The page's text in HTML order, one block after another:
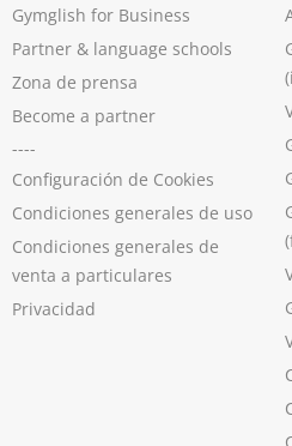
Gymglish for Business
Partner & language schools
Zona de prensa
Become a partner
----
Configuración de Cookies
Condiciones generales de uso
Condiciones generales de
venta a particulares
Privacidad